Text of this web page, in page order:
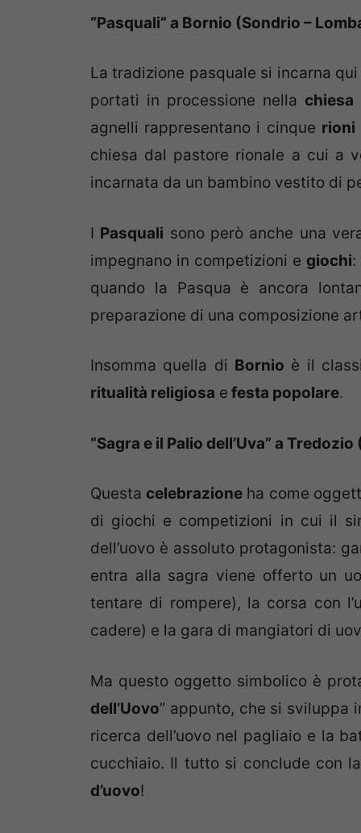
“Pasquali” a Bornio (Sondrio –
La tradizione pasquale si incarna
portati in processione nella chiesa
agnelli rappresentano i cinque rioni
chiesa dal pastore rionale a cui a
incarnata da un bambino vestito di
I Pasquali sono però anche una
impegnano in competizioni e giochi:
quando la Pasqua è ancora
preparazione di una composizione
Insomma quella di Bornio è il
ritualità religiosa e festa popolare.
“Sagra e il Palio dell’Uva” a
Questa celebrazione ha come
di giochi e competizioni in cui il
dell’uovo è assoluto protagonista:
entra alla sagra viene offerto un
tentare di rompere), la corsa con
cadere) e la gara di mangiatori di
Ma questo oggetto simbolico è
dell’Uovo” appunto, che si sviluppa
ricerca dell’uovo nel pagliaio e la
cucchiaio. Il tutto si conclude con
d’uovo!